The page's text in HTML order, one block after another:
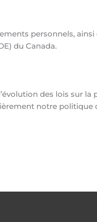
personnels, ainsi
du Canada.
des lois sur la
notre politique